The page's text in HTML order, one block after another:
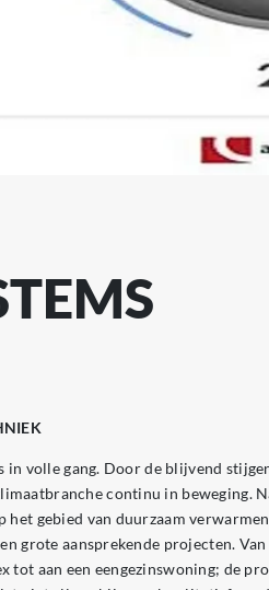
volle gang. Door de blijvend
continu in beweging.
gebied van duurzaam
grote aansprekende projecten.
tot aan een eengezinswoning; de